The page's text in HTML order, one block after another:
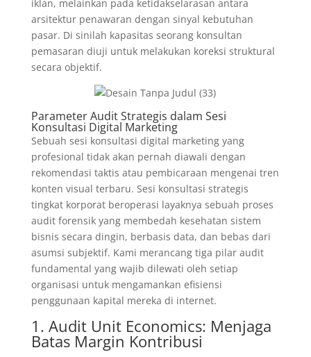
iklan, melainkan pada ketidakselarasan antara
arsitektur penawaran dengan sinyal kebutuhan
pasar. Di sinilah kapasitas seorang konsultan
pemasaran diuji untuk melakukan koreksi struktural
secara objektif.
Parameter Audit Strategis dalam Sesi
Konsultasi Digital Marketing
Sebuah sesi konsultasi digital marketing yang
profesional tidak akan pernah diawali dengan
rekomendasi taktis atau pembicaraan mengenai tren
konten visual terbaru. Sesi konsultasi strategis
tingkat korporat beroperasi layaknya sebuah proses
audit forensik yang membedah kesehatan sistem
bisnis secara dingin, berbasis data, dan bebas dari
asumsi subjektif. Kami merancang tiga pilar audit
fundamental yang wajib dilewati oleh setiap
organisasi untuk mengamankan efisiensi
penggunaan kapital mereka di internet.
1. Audit Unit Economics: Menjaga
Batas Margin Kontribusi